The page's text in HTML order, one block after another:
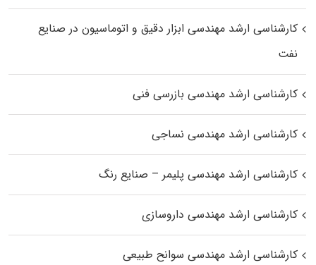
کارشناسی ارشد مهندسی ابزار دقیق و اتوماسیون در صنایع
نفت
کارشناسی ارشد مهندسی بازرسی فنی
کارشناسی ارشد مهندسی نساجی
کارشناسی ارشد مهندسی پلیمر – صنایع رنگ
کارشناسی ارشد مهندسی داروسازی
کارشناسی ارشد مهندسی سوانح طبیعی